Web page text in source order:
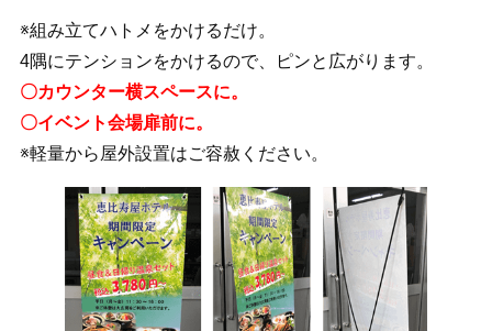
※組み立てハトメをかけるだけ。
4隅にテンションをかけるので、ピンと広がります。
〇カウンター横スペースに。
〇イベント会場扉前に。
※軽量から屋外設置はご容赦ください。